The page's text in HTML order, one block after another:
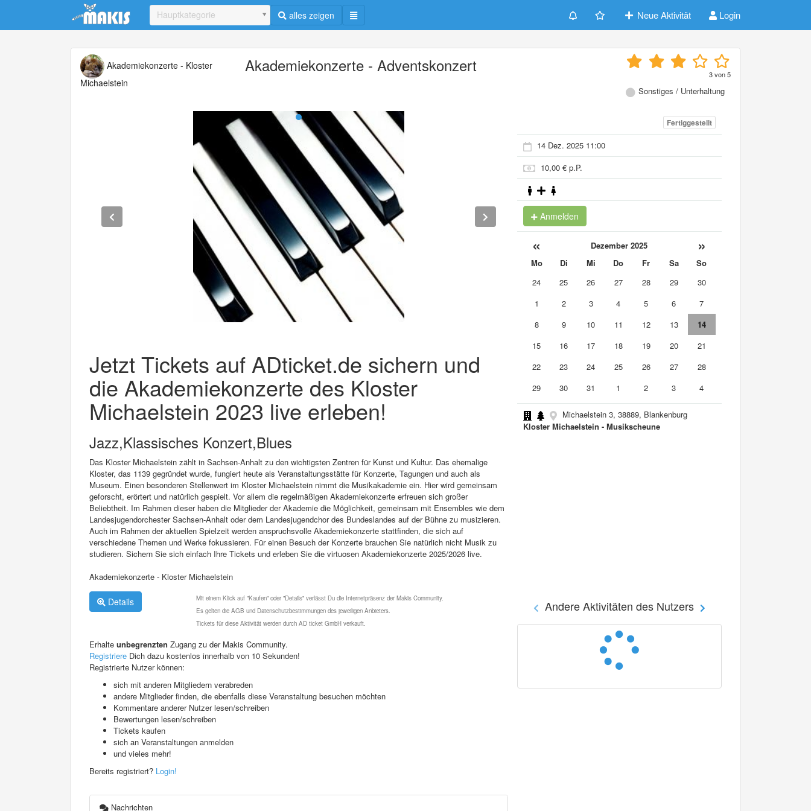
Update cookies preferences
Hauptkategorie alles zeigen Neue Aktivität Login
Akademiekonzerte - Kloster
Michaelstein
Akademiekonzerte - Adventskonzert 3von5
Sonstiges / Unterhaltung
Jetzt Tickets auf ADticket.de sichern und
die Akademiekonzerte des Kloster
Michaelstein 2023 live erleben!
Jazz,Klassisches Konzert,Blues
Das Kloster Michaelstein zählt in Sachsen-Anhalt zu den wichtigsten Zentren für Kunst und Kultur. Das ehemalige
Kloster, das 1139 gegründet wurde, fungiert heute als Veranstaltungsstätte für Konzerte, Tagungen und auch als
Museum. Einen besonderen Stellenwert im Kloster Michaelstein nimmt die Musikakademie ein. Hier wird gemeinsam
geforscht, erörtert und natürlich gespielt. Vor allem die regelmäßigen Akademiekonzerte erfreuen sich großer
Beliebtheit. Im Rahmen dieser haben die Mitglieder der Akademie die Möglichkeit, gemeinsam mit Ensembles wie dem
Landesjugendorchester Sachsen-Anhalt oder dem Landesjugendchor des Bundeslandes auf der Bühne zu musizieren.
Auch im Rahmen der aktuellen Spielzeit werden anspruchsvolle Akademiekonzerte stattfinden, die sich auf
verschiedene Themen und Werke fokussieren. Für einen Besuch der Konzerte brauchen Sie natürlich nicht Musik zu
studieren. Sichern Sie sich einfach Ihre Tickets und erleben Sie die virtuosen Akademiekonzerte 2025/2026 live.
Akademiekonzerte - Kloster Michaelstein
Details
Mit einem Klick auf "Kaufen" oder "Details" verlässt Du die Internetpräsenz der Makis Community.
Es gelten die AGB und Datenschutzbestimmungen des jeweiligen Anbieters.
Tickets für diese Aktivität werden durch AD ticket GmbH verkauft.
Erhalte unbegrenzten Zugang zu der Makis Community.
Registriere Dich dazu kostenlos innerhalb von 10 Sekunden!
Registrierte Nutzer können:
sich mit anderen Mitgliedern verabreden
andere Mitglieder finden, die ebenfalls diese Veranstaltung besuchen möchten
Kommentare anderer Nutzer lesen/schreiben
Bewertungen lesen/schreiben
Tickets kaufen
sich an Veranstaltungen anmelden
und vieles mehr!
Bereits registriert? Login!
Nachrichten
Fertiggestellt
14 Dez. 2025 11:00
10,00 € p.P.
Anmelden
« Dezember 2025 »
Mo Di Mi Do Fr Sa
So
24
25 26 27 28 29
30
1
2 3 4 5 6
7
8
9 10 11 12 13
14
15
16 17 18 19 20
21
22
23 24 25 26 27
28
29
30 31 1 2 3 4
Michaelstein 3, 38889, Blankenburg
Kloster Michaelstein - Musikscheune
Andere Aktivitäten des Nutzers